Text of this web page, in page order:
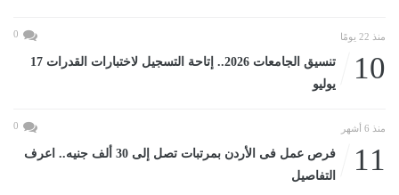
منذ 22 يومًا 0
10
تنسيق الجامعات 2026.. إتاحة التسجيل لاختبارات القدرات 17
يوليو
منذ 6 أشهر 0
11
فرص عمل فى الأردن بمرتبات تصل إلى 30 ألف جنيه.. اعرف
التفاصيل